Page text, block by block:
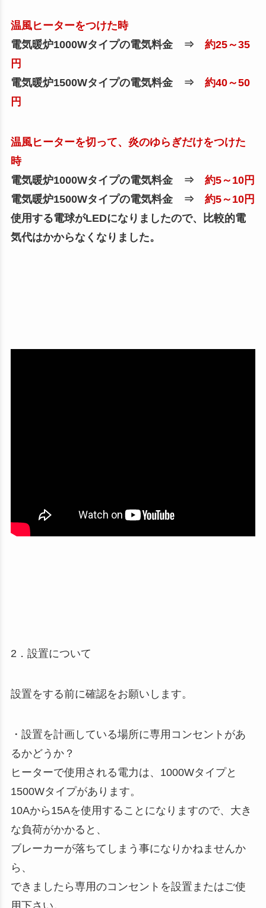
温風ヒーターをつけた時
電気暖炉1000Wタイプの電気料金 ⇒ 約25～35
円
電気暖炉1500Wタイプの電気料金 ⇒ 約40～50
円
温風ヒーターを切って、炎のゆらぎだけをつけた
時
電気暖炉1000Wタイプの電気料金 ⇒ 約5～10円
電気暖炉1500Wタイプの電気料金 ⇒ 約5～10円
使用する電球がLEDになりましたので、比較的電
気代はかからなくなりました。
2．設置について
設置をする前に確認をお願いします。
・設置を計画している場所に専用コンセントがあ
るかどうか？
ヒーターで使用される電力は、1000Wタイプと
1500Wタイプがあります。
10Aから15Aを使用することになりますので、大き
な負荷がかかると、
ブレーカーが落ちてしまう事になりかねませんか
ら、
できましたら専用のコンセントを設置またはご使
用下さい。